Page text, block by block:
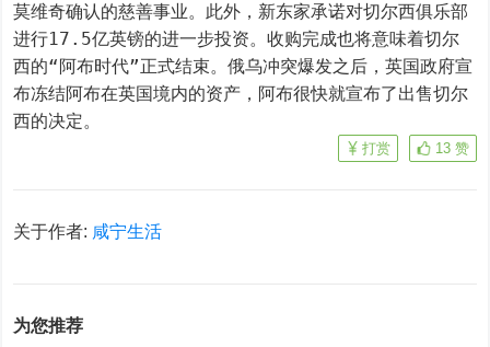
莫维奇确认的慈善事业。此外，新东家承诺对切尔西俱乐部
进行17.5亿英镑的进一步投资。收购完成也将意味着切尔
西的“阿布时代”正式结束。俄乌冲突爆发之后，英国政府宣
布冻结阿布在英国境内的资产，阿布很快就宣布了出售切尔
西的决定。
13 赞
打赏
关于作者: 咸宁生活
为您推荐